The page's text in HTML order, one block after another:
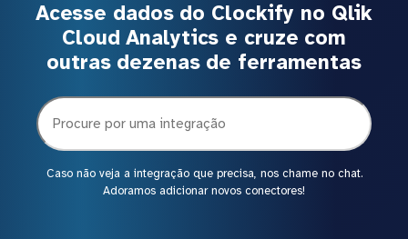
Acesse dados do Clockify no Qlik
Cloud Analytics e cruze com
outras dezenas de ferramentas
Caso não veja a integração que precisa, nos chame no chat.
Adoramos adicionar novos conectores!